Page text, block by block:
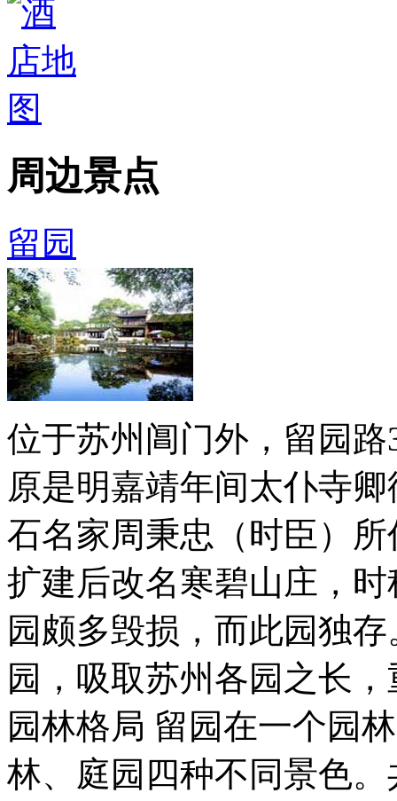
周边景点
留园
位于苏州阊门外，留园
原是明嘉靖年间太仆寺
石名家周秉忠（时臣）
扩建后改名寒碧山庄，
园颇多毁损，而此园独
园，吸取苏州各园之长
园林格局 留园在一个园
林、庭园四种不同景色